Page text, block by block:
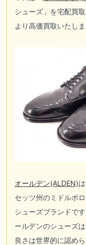
シューズ」を宅配買
より高価買取いたし
オールデン(ALDEN)
セッツ州のミドルボ
シューズブランドで
ールデンのシューズ
良さは世界的に認め